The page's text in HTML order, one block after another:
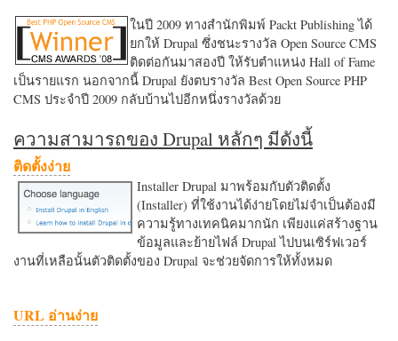
ในปี 2009 ทางสำนักพิมพ์ Packt Publishing ได้
ยกให้ Drupal ซึ่งชนะรางวัล Open Source CMS
ติดต่อกันมาสองปี ให้รับตำแหน่ง Hall of Fame
เป็นรายแรก นอกจากนี้ Drupal ยังตบรางวัล Best Open Source PHP
CMS ประจำปี 2009 กลับบ้านไปอีกหนึ่งรางวัลด้วย
ความสามารถของ Drupal หลักๆ มีดังนี้
ติดตั้งง่าย
Installer Drupal มาพร้อมกับตัวติดตั้ง
(Installer) ที่ใช้งานได้ง่ายโดยไม่จำเป็นต้องมี
ความรู้ทางเทคนิคมากนัก เพียงแค่สร้างฐาน
ข้อมูลและย้ายไฟล์ Drupal ไปบนเซิร์ฟเวอร์
งานที่เหลือนั้นตัวติดตั้งของ Drupal จะช่วยจัดการให้ทั้งหมด
URL อ่านง่าย